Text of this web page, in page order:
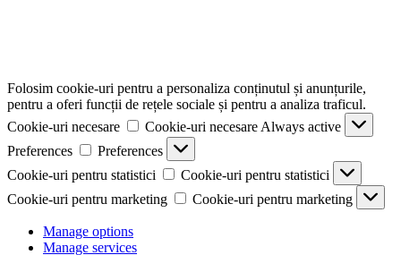
Folosim cookie-uri pentru a personaliza conținutul și anunțurile,
pentru a oferi funcții de rețele sociale și pentru a analiza traficul.
Cookie-uri necesare
Cookie-uri necesare Always active
Preferences
Preferences
Cookie-uri pentru statistici
Cookie-uri pentru statistici
Cookie-uri pentru marketing
Cookie-uri pentru marketing
Manage options
Manage services